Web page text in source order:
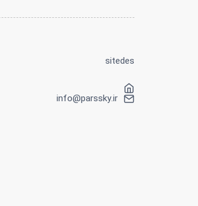
sitedes
info@parssky.ir